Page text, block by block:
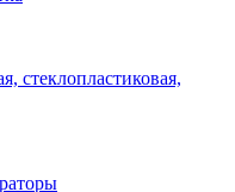
стеклопластиковая,